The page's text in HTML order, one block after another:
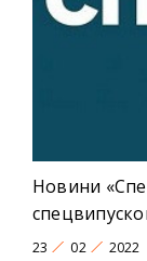
Новини
23 02 2022